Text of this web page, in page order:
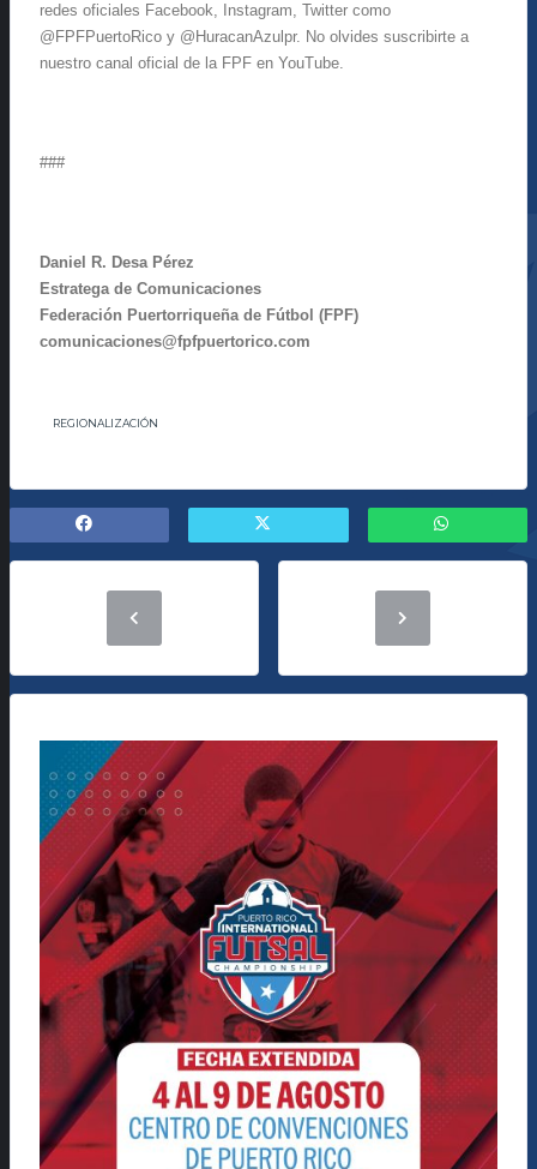
redes oficiales Facebook, Instagram, Twitter como
@FPFPuertoRico y @HuracanAzulpr. No olvides suscribirte a
nuestro canal oficial de la FPF en YouTube.
###
Daniel R. Desa Pérez
Estratega de Comunicaciones
Federación Puertorriqueña de Fútbol (FPF)
comunicaciones@fpfpuertorico.com
REGIONALIZACIÓN